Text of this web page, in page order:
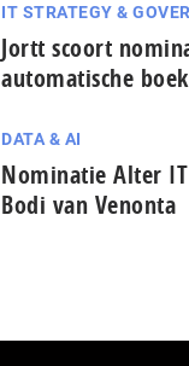
IT STRATEGY &
Jortt scoort
automatische
DATA & AI
Nominatie Alter
Bodi van Venonta